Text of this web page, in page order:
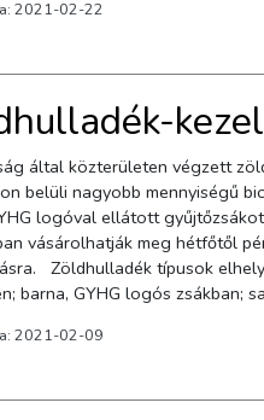
híd szigeti hídfőjénél
2021-02-22
által közterületen végzett
belüli nagyobb mennyiségű
logóval ellátott
vásárolhatják meg hétfőtől
Zöldhulladék típusok elhelyezésének módjai:
GYHG logós zsákban; sashegyi
vágott virág, szőlővenyige
fahulladék elhelyezése: bio
ingyenesen. Elszállítás menete: Elszállítás menete családi házak esetén:Kizárólag az
2021-02-09